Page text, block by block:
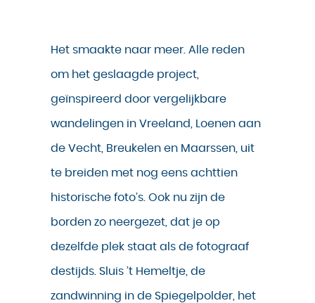
Het smaakte naar meer. Alle reden
om het geslaagde project,
geïnspireerd door vergelijkbare
wandelingen in Vreeland, Loenen aan
de Vecht, Breukelen en Maarssen, uit
te breiden met nog eens achttien
historische foto’s. Ook nu zijn de
borden zo neergezet, dat je op
dezelfde plek staat als de fotograaf
destijds. Sluis ’t Hemeltje, de
zandwinning in de Spiegelpolder, het